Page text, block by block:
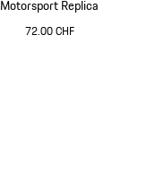
Motorsport Replica
72.00 CHF